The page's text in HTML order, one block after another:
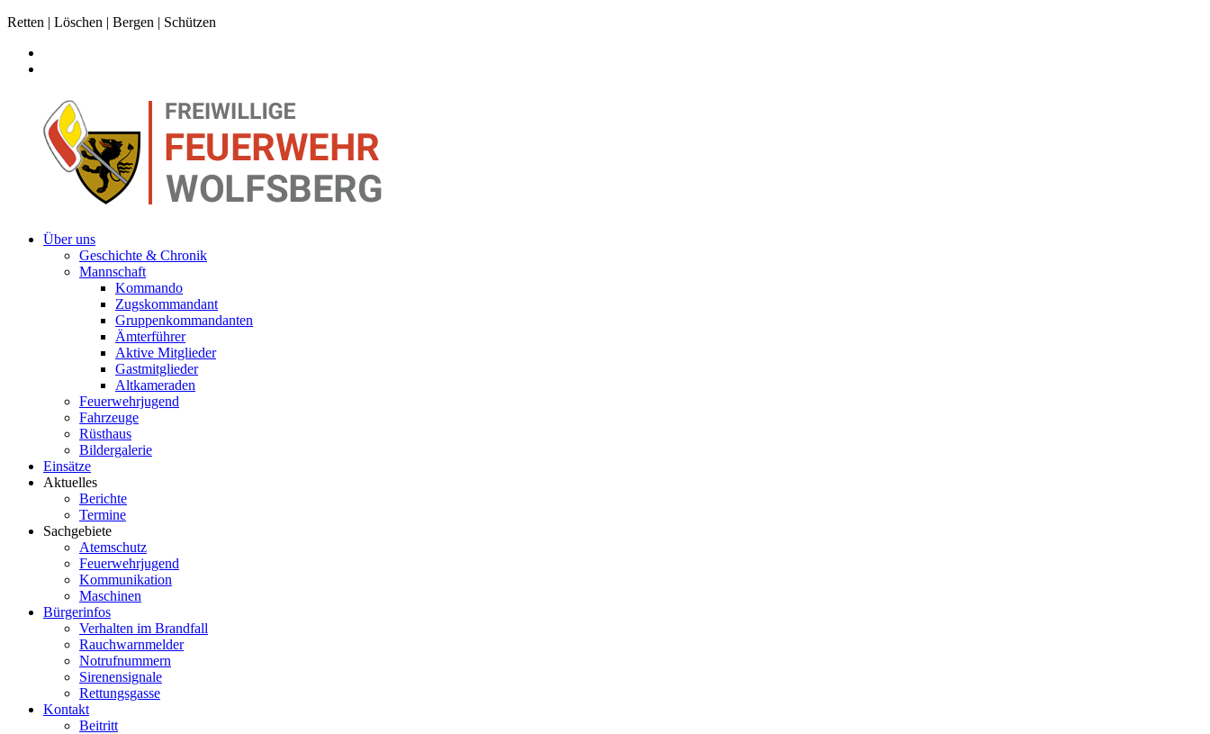
Retten | Löschen | Bergen | Schützen
Über uns
Geschichte & Chronik
Mannschaft
Kommando
Zugskommandant
Gruppenkommandanten
Ämterführer
Aktive Mitglieder
Gastmitglieder
Altkameraden
Feuerwehrjugend
Fahrzeuge
Rüsthaus
Bildergalerie
Einsätze
Aktuelles
Berichte
Termine
Sachgebiete
Atemschutz
Feuerwehrjugend
Kommunikation
Maschinen
Bürgerinfos
Verhalten im Brandfall
Rauchwarnmelder
Notrufnummern
Sirenensignale
Rettungsgasse
Kontakt
Beitritt